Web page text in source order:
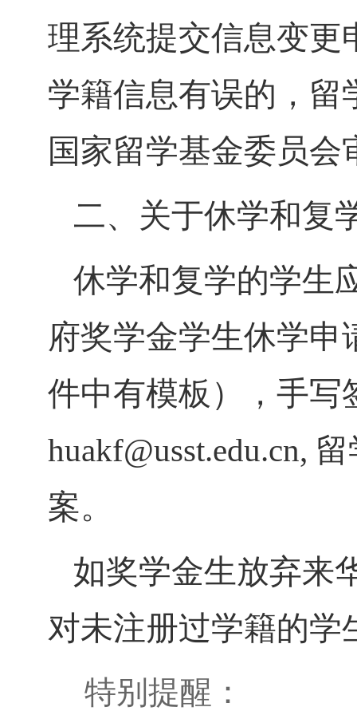
理系统提交信息变更
学籍信息有误的，留
国家留学基金委员会
二、关于休学和复
休学和复学的学生
府奖学金学生休学
件中有模板），手写
huakf@usst.edu.cn,
案。
如奖学金生放弃来
对未注册过学籍的学
特别提醒：